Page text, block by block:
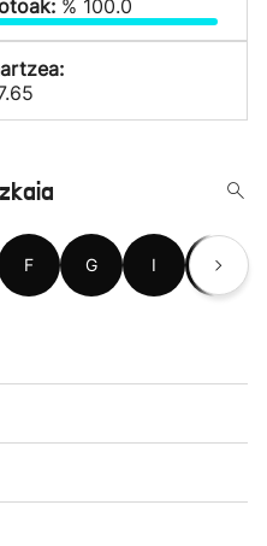
% 100.0
F G I J